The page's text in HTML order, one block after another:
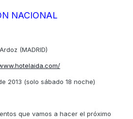
NACIONAL
(MADRID)
2013 (solo sábado 18 noche)
que vamos a hacer el próximo